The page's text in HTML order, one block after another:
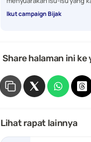
Ikut campaign Bijak
Share halaman ini ke
Lihat rapat lainnya